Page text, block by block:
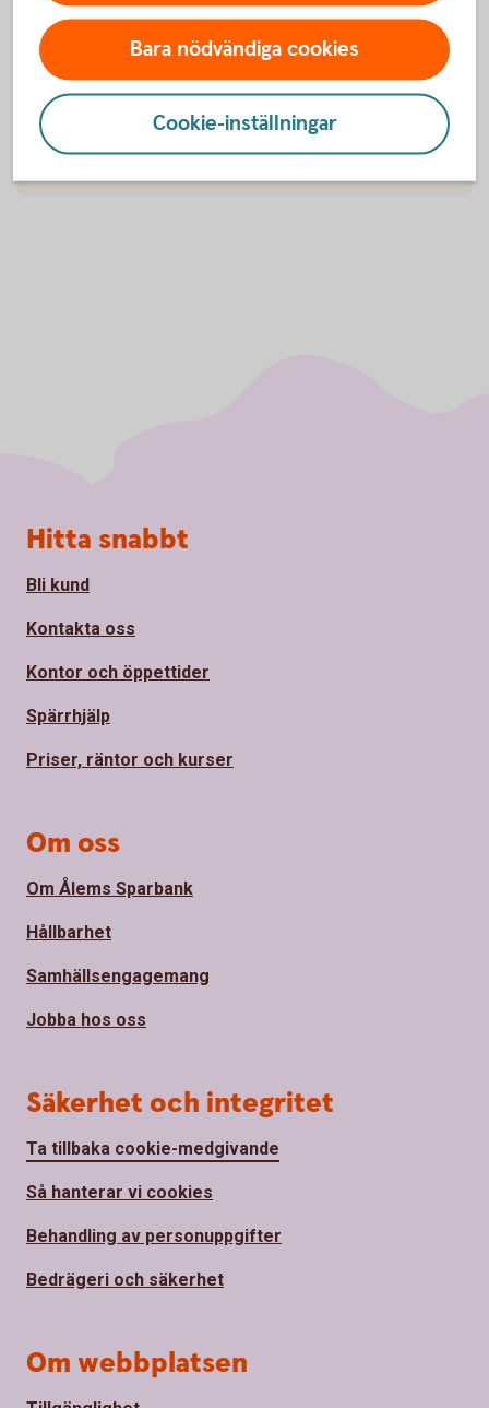
skapar åt dig.
NID för länder inom EU/EES
Bara nödvändiga cookies
Cookie-inställningar
Sidfot
Hitta snabbt
Bli kund
Kontakta oss
Kontor och öppettider
Spärrhjälp
Priser, räntor och kurser
Om oss
Om Ålems Sparbank
Hållbarhet
Samhällsengagemang
Jobba hos oss
Säkerhet och integritet
Ta tillbaka cookie-medgivande
Så hanterar vi cookies
Behandling av personuppgifter
Bedrägeri och säkerhet
Om webbplatsen